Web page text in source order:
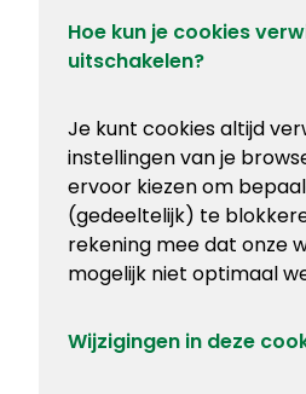
Hoe kun je cookies
uitschakelen?
Je kunt cookies altijd
instellingen van je
ervoor kiezen om
(gedeeltelijk) te
rekening mee dat onze
mogelijk niet optimaal
Wijzigingen in deze